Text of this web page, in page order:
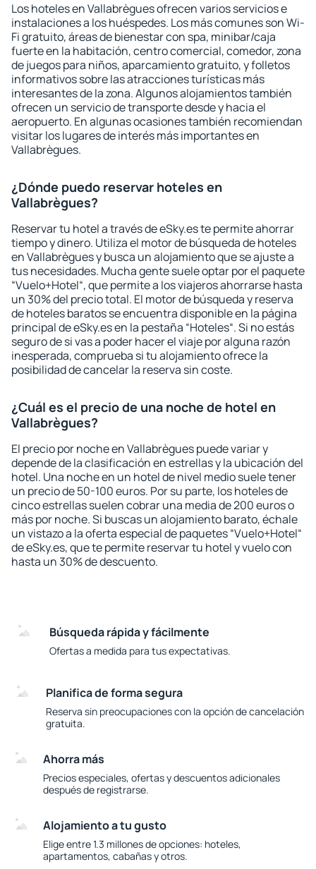
Los hoteles en Vallabrègues ofrecen varios servicios e
instalaciones a los huéspedes. Los más comunes son Wi-
Fi gratuito, áreas de bienestar con spa, minibar/caja
fuerte en la habitación, centro comercial, comedor, zona
de juegos para niños, aparcamiento gratuito, y folletos
informativos sobre las atracciones turísticas más
interesantes de la zona. Algunos alojamientos también
ofrecen un servicio de transporte desde y hacia el
aeropuerto. En algunas ocasiones también recomiendan
visitar los lugares de interés más importantes en
Vallabrègues.
¿Dónde puedo reservar hoteles en
Vallabrègues?
Reservar tu hotel a través de eSky.es te permite ahorrar
tiempo y dinero. Utiliza el motor de búsqueda de hoteles
en Vallabrègues y busca un alojamiento que se ajuste a
tus necesidades. Mucha gente suele optar por el paquete
“Vuelo+Hotel“, que permite a los viajeros ahorrarse hasta
un 30% del precio total. El motor de búsqueda y reserva
de hoteles baratos se encuentra disponible en la página
principal de eSky.es en la pestaña “Hoteles“. Si no estás
seguro de si vas a poder hacer el viaje por alguna razón
inesperada, comprueba si tu alojamiento ofrece la
posibilidad de cancelar la reserva sin coste.
¿Cuál es el precio de una noche de hotel en
Vallabrègues?
El precio por noche en Vallabrègues puede variar y
depende de la clasificación en estrellas y la ubicación del
hotel. Una noche en un hotel de nivel medio suele tener
un precio de 50-100 euros. Por su parte, los hoteles de
cinco estrellas suelen cobrar una media de 200 euros o
más por noche. Si buscas un alojamiento barato, échale
un vistazo a la oferta especial de paquetes “Vuelo+Hotel“
de eSky.es, que te permite reservar tu hotel y vuelo con
hasta un 30% de descuento.
Búsqueda rápida y fácilmente
Ofertas a medida para tus expectativas.
Planifica de forma segura
Reserva sin preocupaciones con la opción de cancelación
gratuita.
Ahorra más
Precios especiales, ofertas y descuentos adicionales
después de registrarse.
Alojamiento a tu gusto
Elige entre 1.3 millones de opciones: hoteles,
apartamentos, cabañas y otros.